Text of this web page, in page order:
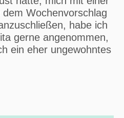
Wochenvorschlag
habe ich
gerne angenommen,
ein eher ungewohntes